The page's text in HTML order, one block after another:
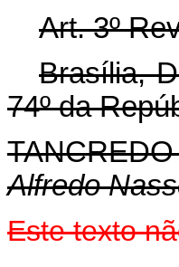
Art. 3º
Brasília,
74º da
Alfredo
Este texto